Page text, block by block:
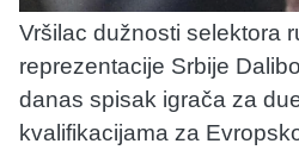
Vršilac dužnosti selektora
reprezentacije Srbije
danas spisak igrača za
kvalifikacijama za